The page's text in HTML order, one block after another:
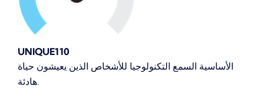
UNIQUE110
الأساسية السمع التكنولوجيا للأشخاص الذين يعيشون حياة
هادئة.